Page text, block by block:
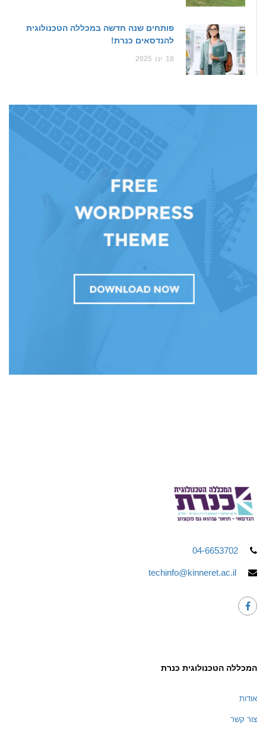
פותחים שנה חדשה במכללה הטכנולוגית
להנדסאים כנרת!
18 ינו 2025
04-6653702
techinfo@kinneret.ac.il
המכללה הטכנולוגית כנרת
אודות
צור קשר